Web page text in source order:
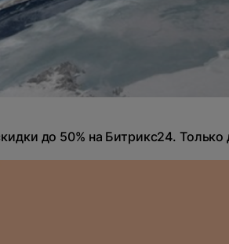
до 50% на Битрикс24. Только